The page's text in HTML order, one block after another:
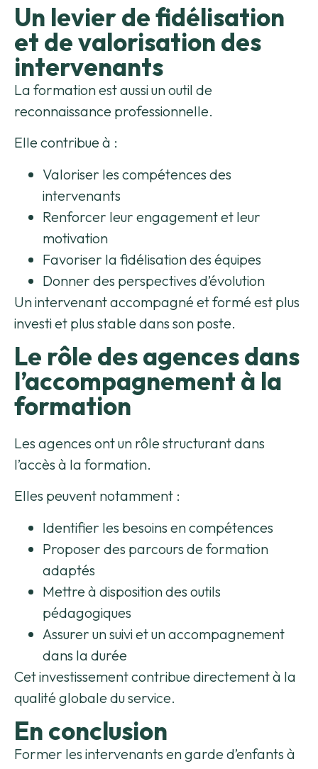
Un levier de fidélisation
et de valorisation des
intervenants
La formation est aussi un outil de
reconnaissance professionnelle.
Elle contribue à :
Valoriser les compétences des
intervenants
Renforcer leur engagement et leur
motivation
Favoriser la fidélisation des équipes
Donner des perspectives d’évolution
Un intervenant accompagné et formé est plus
investi et plus stable dans son poste.
Le rôle des agences dans
l’accompagnement à la
formation
Les agences ontun rôle structurant dans
l’accès à la formation.
Elles peuvent notamment :
Identifier les besoins en compétences
Proposer des parcours de formation
adaptés
Mettre à disposition des outils
pédagogiques
Assurer un suivi et un accompagnement
dans la durée
Cet investissement contribue directement à la
qualité globale du service.
En conclusion
Former les intervenants en garde d’enfants à